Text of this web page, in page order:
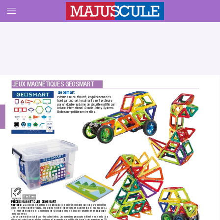
JEUX MAGNÉTIQUES GEOSMART
Geosmart
Par mesure de sécurité, les pièces ont des
bords arrondis et les aimants sont protégés
par un double système de sécurité certiﬁé par
le label international «Double Safety System».
Boîtes compatibles entre elles.
PIÈCES MAGNÉTIQUES GEOSMART
Contenu : 205 pièces aimantées en plastique et en acier inoxydable aux couleurs acidulées
(dont 8 formes géométriques, des socles rotatifs, des roues en caoutchouc et des essieux...)
+ 1 livret de modèles et d’exercices de 63 pages dans un bac de rangement en plastique
avec couvercle.
Jeu de construction idéal pour les collectivités. Les exercices proposés initient les enfants à la
Dès 3 ans